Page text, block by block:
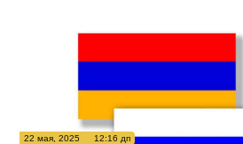
22 мая, 2025 12:16 дп